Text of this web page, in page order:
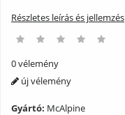
Részletes leírás és jellemzés
0 vélemény
új vélemény
Gyártó: McAlpine